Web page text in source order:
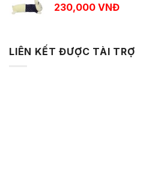
230,000 VNĐ
LIÊN KẾT ĐƯỢC TÀI TRỢ